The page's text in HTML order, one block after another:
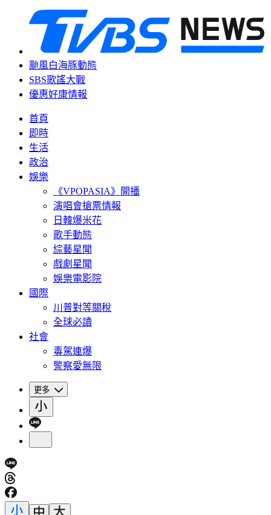
颱風白海豚動態
SBS歌謠大戰
優惠好康情報
首頁
即時
生活
政治
娛樂
《VPOPASIA》開播
演唱會搶票情報
日韓爆米花
歌手動態
綜藝星聞
戲劇星聞
娛樂電影院
國際
川普對等關稅
全球必讀
社會
毒駕連爆
警察愛無限
更多